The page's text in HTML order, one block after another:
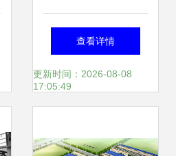
批发 安全放心，专
业设计服务护航品
查看详情
更新时间：2026-08-08
17:05:49